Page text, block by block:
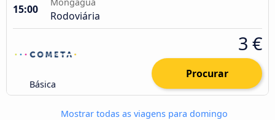
15:00 Rodoviária
Básica
3 €
Procurar
Mostrar todas as viagens para domingo